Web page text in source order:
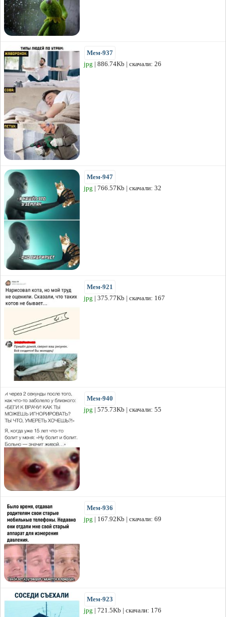
Мем-937
jpg | 886.74Kb | скачали: 26
Мем-947
jpg | 766.57Kb | скачали: 32
Мем-921
jpg | 375.77Kb | скачали: 167
Мем-940
jpg | 575.73Kb | скачали: 55
Мем-936
jpg | 167.92Kb | скачали: 69
Мем-923
jpg | 721.5Kb | скачали: 176